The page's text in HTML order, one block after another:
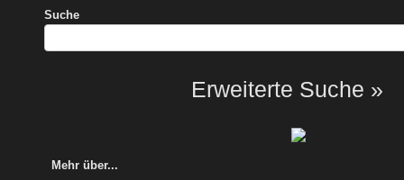
Suche
Erweiterte Suche »
Mehr über...